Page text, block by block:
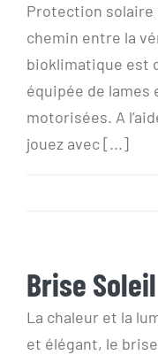
Protection solaire
chemin entre la
bioklimatique est
équipée de
motorisées. A
jouez avec [...]
Brise
Brise
La chaleur et la
et élégant, le